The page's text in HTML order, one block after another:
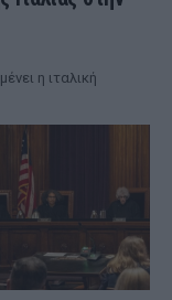
η ιταλική